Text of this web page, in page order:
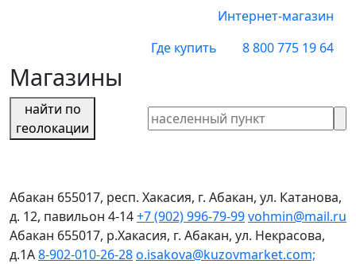
Интернет-магазин
Где купить
8 800 775 19 64
Магазины
найти по
геолокации
Абакан 655017, респ. Хакасия, г. Абакан, ул. Катанова,
д. 12, павильон 4-14+7 (902) 996-79-99vohmin@mail.ru
Абакан 655017, р.Хакасия, г. Абакан, ул. Некрасова,
д.1А8-902-010-26-28o.isakova@kuzovmarket.com;